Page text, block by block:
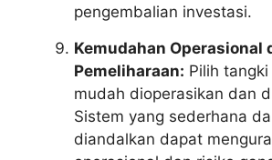
pengembalian investasi.
Kemudahan Operasional
Pemeliharaan: Pilih tangki
mudah dioperasikan dan
Sistem yang sederhana
diandalkan dapat